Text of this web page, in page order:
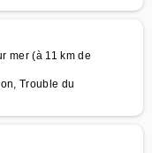
mer (à 11 km de
Trouble du